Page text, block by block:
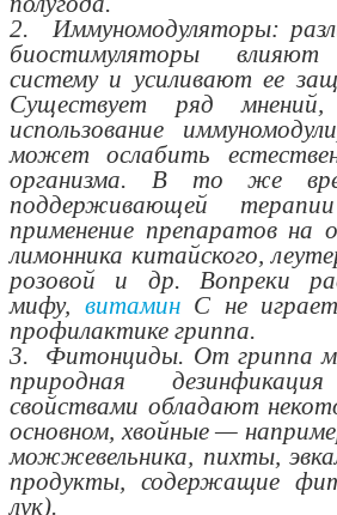
2. Иммуномодуляторы:
биостимуляторы
систему и усиливают ее
Существует ряд
использование
может ослабить
организма. В то же
поддерживающей терапии
применение препаратов на
лимонника китайского,
розовой и др. Вопреки
мифу, витаминС не играет
профилактике гриппа.
3. Фитонциды. От гриппа
природная
свойствами обладают
основном, хвойные —
можжевельника, пихты,
продукты, содержащие
лук).